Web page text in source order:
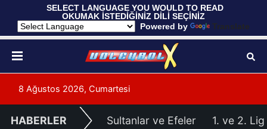
SELECT LANGUAGE YOU WOULD TO READ
OKUMAK İSTEDİĞİNİZ DİLİ SEÇİNİZ
Powered by
Translate
8 Ağustos 2026, Cumartesi
HABERLER Sultanlar ve Efeler 1. ve 2. Lig